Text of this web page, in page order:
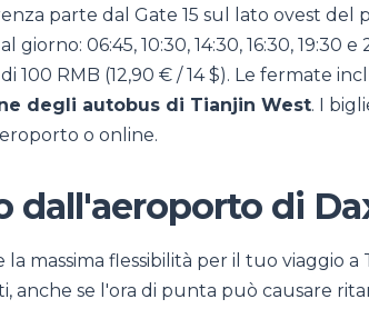
parte dal Gate 15 sul lato ovest del
06:45, 10:30, 14:30, 16:30, 19:30
100 RMB (12,90 € / 14 $). Le fermate
degli autobus di Tianjin West. I
o online.
dall'aeroporto di
massima flessibilità per il tuo viaggio
anche se l'ora di punta può causare